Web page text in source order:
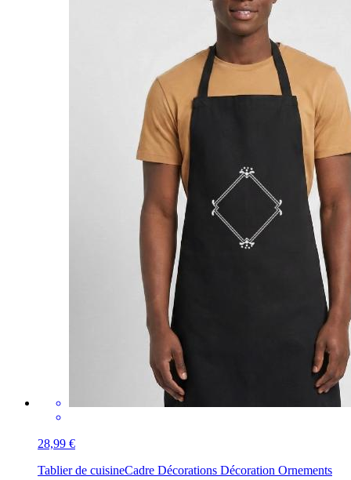
28,99 €
Tablier de cuisineCadre Décorations Décoration Ornements